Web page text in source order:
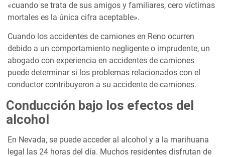
«cuando se trata de sus amigos y familiares, cero víctimas
mortales es la única cifra aceptable».
Cuando los accidentes de camiones en Reno ocurren
debido a un comportamiento negligente o imprudente, un
abogado con experiencia en accidentes de camiones
puede determinar si los problemas relacionados con el
conductor contribuyeron a su accidente de camiones.
Conducción bajo los efectos del
alcohol
En Nevada, se puede acceder al alcohol y a la marihuana
legal las 24 horas del día. Muchos residentes disfrutan de